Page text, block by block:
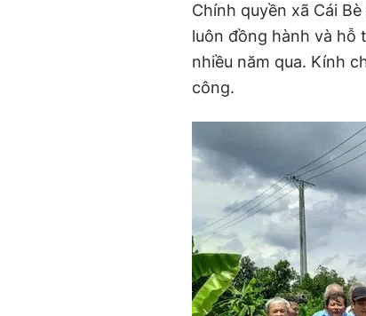
Chính quyền xã Cái
luôn đồng hành và
nhiều năm qua. Kính
công.